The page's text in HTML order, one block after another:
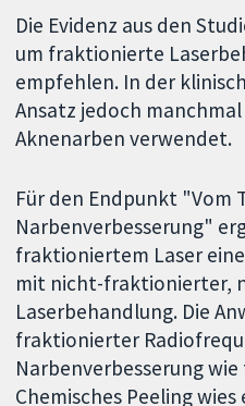
Die Evidenz aus den
um fraktionierte
empfehlen. In der
Ansatz jedoch
Aknenarben verwendet.
Für den Endpunkt "Vom
Narbenverbesserung"
fraktioniertem Laser
mit nicht-fraktionierter,
Laserbehandlung. Die
fraktionierter
Narbenverbesserung
Chemisches Peeling